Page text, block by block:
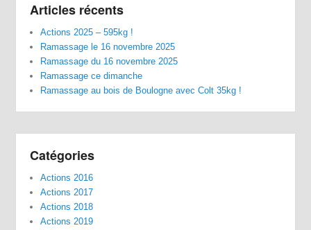
Articles récents
Actions 2025 – 595kg !
Ramassage le 16 novembre 2025
Ramassage du 16 novembre 2025
Ramassage ce dimanche
Ramassage au bois de Boulogne avec Colt 35kg !
Catégories
Actions 2016
Actions 2017
Actions 2018
Actions 2019